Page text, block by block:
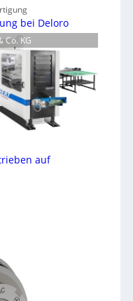
bei Deloro
Co. KG
auf